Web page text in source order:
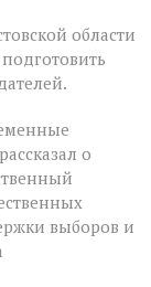
области
о
выборов и